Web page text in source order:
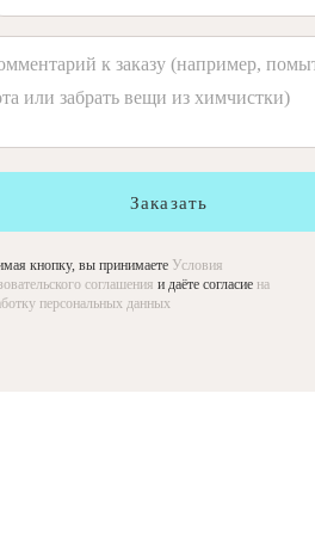
Заказать
кнопку, вы принимаете Условия
соглашения и даёте согласие на
персональных данных